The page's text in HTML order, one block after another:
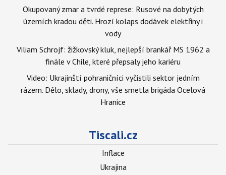
Okupovaný zmar a tvrdé represe: Rusové na dobytých
územích kradou děti. Hrozí kolaps dodávek elektřiny i
vody
Viliam Schrojf: žižkovský kluk, nejlepší brankář MS 1962 a
finále v Chile, které přepsaly jeho kariéru
Video: Ukrajinští pohraničníci vyčistili sektor jedním
rázem. Dělo, sklady, drony, vše smetla brigáda Ocelová
Hranice
Tiscali.cz
Inflace
Ukrajina